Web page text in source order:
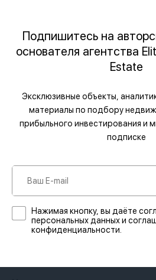
Подпишитесь на
основателя агентства
Estate
Эксклюзивные объекты,
материалы по подбору
прибыльного инвестирования и
подписке
Нажимая кнопку, вы даёте
персональных данных и
конфиденциальности.